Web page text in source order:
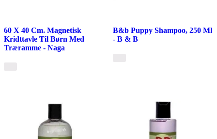
60 X 40 Cm. Magnetisk
Kridttavle Til Børn Med
Træramme - Naga
B&b Puppy Shampoo, 250 Ml
- B & B